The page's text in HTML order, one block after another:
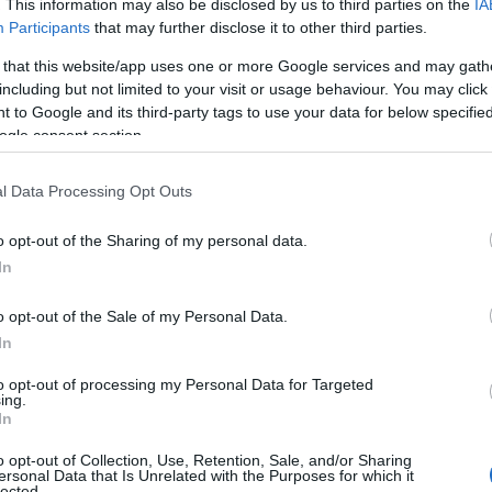
This information may also be disclosed by us to third parties on the
Participants that may further disclose it to other third parties.
that this website/app uses one or more Google services and may
but not limited to your visit or usage behaviour. You may
to Google and its third-party tags to use your data for below
consent section.
Data Processing Opt Outs
opt-out of the Sharing of my personal data.
opt-out of the Sale of my Personal Data.
opt-out of processing my Personal Data for Targeted
opt-out of Collection, Use, Retention, Sale, and/or Sharing
Data that Is Unrelated with the Purposes for which it
οι Αρχές, τόσο ο 44χρονος που συνελήφθη όσο και
είχαν απασχολήσει και κατά το παρελθόν τις
Λιμενικού Σώματος
σήμερα συνελήφθη, από στελέχη του Λιμεναρχείου
του άρθρου 299 του Ποινικού Κώδικα
βραδινές ώρες χθες, ενημερώθηκε η Λιμενική Αρχή
Έρευνας και Διάσωσης (Ε.Κ.Σ.Ε.Δ.) Λ.Σ.-ΕΛ.ΑΚΤ.,
ενός άνδρα από αλιευτικό (Α/Κ) σκάφος, στη
Άμεσα τέθηκε σε εφαρμογή το τοπικό σχέδιο
μετέβη Περιπολικό σκάφος Λ.Σ.-ΕΛ.ΑΚΤ.